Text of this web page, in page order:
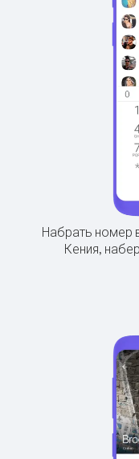
Набрать номер
Кения,